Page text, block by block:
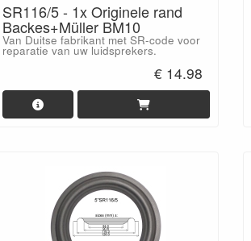
SR116/5 - 1x Originele rand
Backes+Müller BM10
Van Duitse fabrikant met SR-code voor
reparatie van uw luidsprekers.
€ 14.98